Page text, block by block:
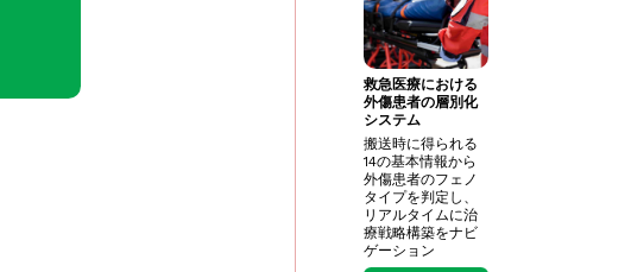
救急医療における
外傷患者の層別化
システム
搬送時に得られる
14の基本情報から
外傷患者のフェノ
タイプを判定し、 ​
リアルタイムに治
療戦略構築をナビ
ゲーション